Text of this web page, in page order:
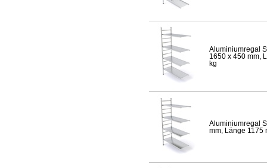
Aluminiumregal
1650 x 450 mm,
kg
Aluminiumregal
mm, Länge 1175